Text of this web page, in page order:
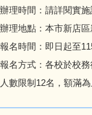
會計資訊公開
校園填報
辦理時間：請詳閱實施
辦理地點：本市新店區
報名時間：即日起至
報名方式：各校於校
人數限制12名，額滿為